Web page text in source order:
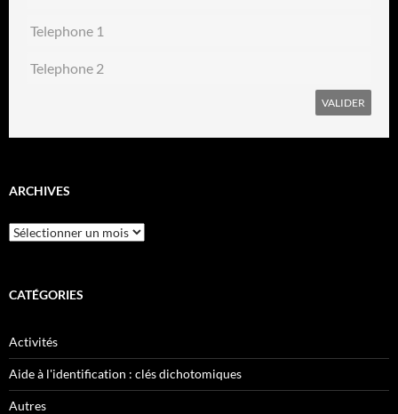
ARCHIVES
Archives
CATÉGORIES
Activités
Aide à l'identification : clés dichotomiques
Autres